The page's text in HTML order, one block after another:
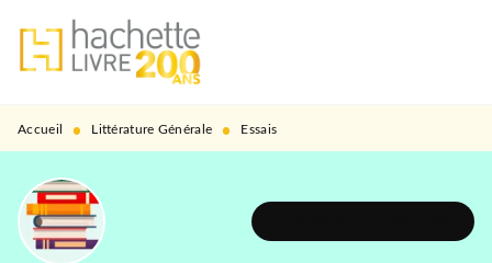
MENU RECHERCHE
PIED DE PAGE
Accueil • Littérature Générale • Essais